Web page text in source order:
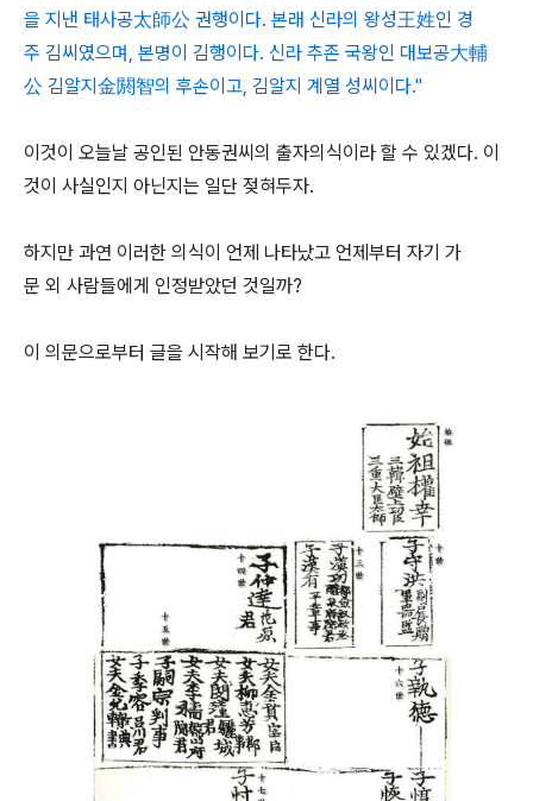
을 지낸 태사공太師公 권행이다. 본래 신라의 왕성王姓인 경
주 김씨였으며, 본명이 김행이다. 신라 추존 국왕인 대보공大輔
公 김알지金閼智의 후손이고, 김알지 계열 성씨이다."
이것이 오늘날 공인된 안동권씨의 출자의식이라 할 수 있겠다. 이
것이 사실인지 아닌지는 일단 젖혀두자.
하지만 과연 이러한 의식이 언제 나타났고 언제부터 자기 가
문 외 사람들에게 인정받았던 것일까?
이 의문으로부터 글을 시작해 보기로 한다.